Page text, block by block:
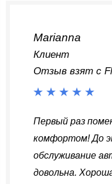
Marianna
Клиент
Отзыв взят с
Первый раз
комфортом! До
обслуживание
довольна.